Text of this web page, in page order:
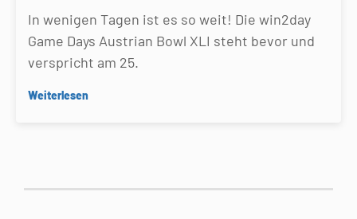
In wenigen Tagen ist es so weit! Die win2day
Game Days Austrian Bowl XLI steht bevor und
verspricht am 25.
Weiterlesen